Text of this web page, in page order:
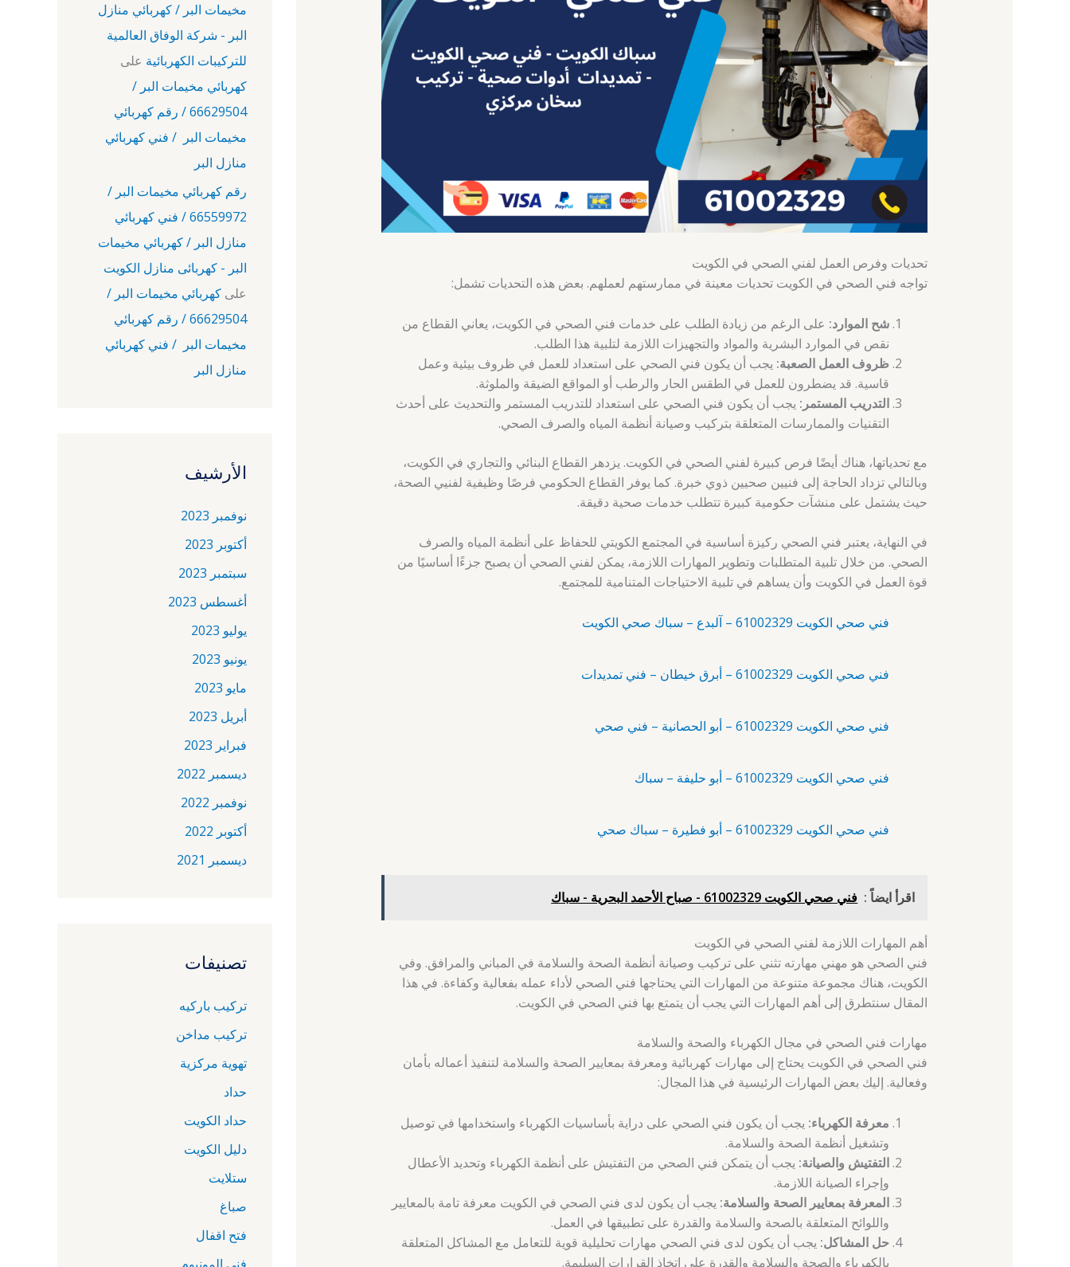
تحديات وفرص العمل لفني الصحي في الكويت
تواجه فني الصحي في الكويت تحديات معينة في ممارستهم لعملهم. بعض هذه التحديات تشمل:
شح الموارد: على الرغم من زيادة الطلب على خدمات فني الصحي في الكويت، يعاني القطاع من
نقص في الموارد البشرية والمواد والتجهيزات اللازمة لتلبية هذا الطلب.
ظروف العمل الصعبة: يجب أن يكون فني الصحي على استعداد للعمل في ظروف بيئية وعمل
قاسية. قد يضطرون للعمل في الطقس الحار والرطب أو المواقع الضيقة والملوثة.
التدريب المستمر: يجب أن يكون فني الصحي على استعداد للتدريب المستمر والتحديث على أحدث
التقنيات والممارسات المتعلقة بتركيب وصيانة أنظمة المياه والصرف الصحي.
مع تحدياتها، هناك أيضًا فرص كبيرة لفني الصحي في الكويت. يزدهر القطاع البنائي والتجاري في الكويت،
وبالتالي تزداد الحاجة إلى فنيين صحيين ذوي خبرة. كما يوفر القطاع الحكومي فرصًا وظيفية لفنيي الصحة،
حيث يشتمل على منشآت حكومية كبيرة تتطلب خدمات صحية دقيقة.
في النهاية، يعتبر فني الصحي ركيزة أساسية في المجتمع الكويتي للحفاظ على أنظمة المياه والصرف
الصحي. من خلال تلبية المتطلبات وتطوير المهارات اللازمة، يمكن لفني الصحي أن يصبح جزءًا أساسيًا من
قوة العمل في الكويت وأن يساهم في تلبية الاحتياجات المتنامية للمجتمع.
فني صحي الكويت 61002329 – آلبدع – سباك صحي الكويت
فني صحي الكويت 61002329 – أبرق خيطان – فني تمديدات
فني صحي الكويت 61002329 – أبو الحصانية – فني صحي
فني صحي الكويت 61002329 – أبو حليفة – سباك
فني صحي الكويت 61002329 – أبو فطيرة – سباك صحي
اقرأ ايضاً : فني صحي الكويت 61002329 - صباح الأحمد البحرية - سباك
أهم المهارات اللازمة لفني الصحي في الكويت
فني الصحي هو مهني مهارته تثني على تركيب وصيانة أنظمة الصحة والسلامة في المباني والمرافق. وفي
الكويت، هناك مجموعة متنوعة من المهارات التي يحتاجها فني الصحي لأداء عمله بفعالية وكفاءة. في هذا
المقال سنتطرق إلى أهم المهارات التي يجب أن يتمتع بها فني الصحي في الكويت.
مهارات فني الصحي في مجال الكهرباء والصحة والسلامة
فني الصحي في الكويت يحتاج إلى مهارات كهربائية ومعرفة بمعايير الصحة والسلامة لتنفيذ أعماله بأمان
وفعالية. إليك بعض المهارات الرئيسية في هذا المجال:
معرفة الكهرباء: يجب أن يكون فني الصحي على دراية بأساسيات الكهرباء واستخدامها في توصيل
وتشغيل أنظمة الصحة والسلامة.
التفتيش والصيانة: يجب أن يتمكن فني الصحي من التفتيش على أنظمة الكهرباء وتحديد الأعطال
وإجراء الصيانة اللازمة.
المعرفة بمعايير الصحة والسلامة: يجب أن يكون لدى فني الصحي في الكويت معرفة تامة بالمعايير
واللوائح المتعلقة بالصحة والسلامة والقدرة على تطبيقها في العمل.
حل المشاكل: يجب أن يكون لدى فني الصحي مهارات تحليلية قوية للتعامل مع المشاكل المتعلقة
بالكهرباء والصحة والسلامة والقدرة على اتخاذ القرارات السليمة.
مخيمات البر / كهربائي منازل
البر - شركة الوفاق العالمية
للتركيبات الكهربائية على
كهربائي مخيمات البر /
66629504 / رقم كهربائي
مخيمات البر / فني كهربائي
منازل البر
رقم كهربائي مخيمات البر /
66559972 / فني كهربائي
منازل البر / كهربائي مخيمات
البر - كهربائى منازل الكويت
على كهربائي مخيمات البر /
66629504 / رقم كهربائي
مخيمات البر / فني كهربائي
منازل البر
الأرشيف
نوفمبر 2023
أكتوبر 2023
سبتمبر 2023
أغسطس 2023
يوليو 2023
يونيو 2023
مايو 2023
أبريل 2023
فبراير 2023
ديسمبر 2022
نوفمبر 2022
أكتوبر 2022
ديسمبر 2021
تصنيفات
تركيب باركيه
تركيب مداخن
تهوية مركزية
حداد
حداد الكويت
دليل الكويت
ستلايت
صباغ
فتح اقفال